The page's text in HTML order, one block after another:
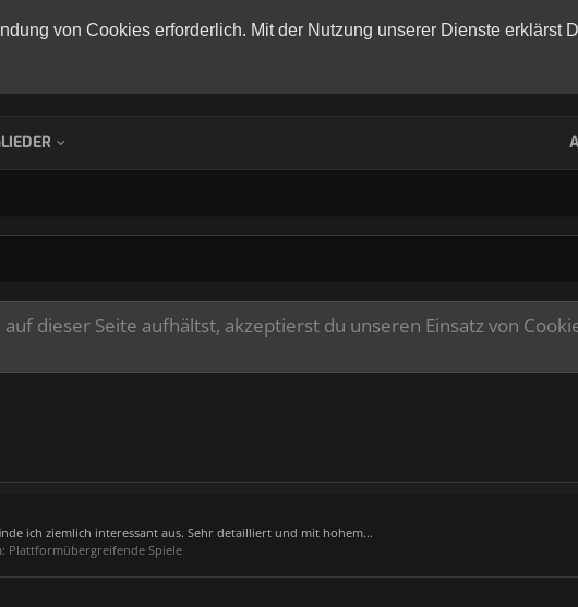
von Cookies erforderlich. Mit der Nutzung unserer Dienste erklärst
dieser Seite aufhältst, akzeptierst du unseren Einsatz von
ich ziemlich interessant aus. Sehr detailliert und mit hohem...
Plattformübergreifende Spiele